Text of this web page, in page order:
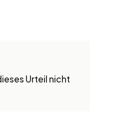
Urteil nicht